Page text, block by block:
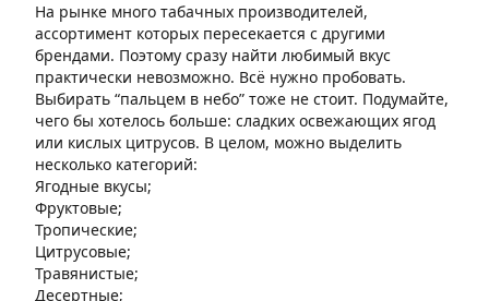
На рынке много табачных производителей,
ассортимент которых пересекается с другими
брендами. Поэтому сразу найти любимый вкус
практически невозможно. Всё нужно пробовать.
Выбирать “пальцем в небо” тоже не стоит. Подумайте,
чего бы хотелось больше: сладких освежающих ягод
или кислых цитрусов. В целом, можно выделить
несколько категорий:
Ягодные вкусы;
Фруктовые;
Тропические;
Цитрусовые;
Травянистые;
Десертные;